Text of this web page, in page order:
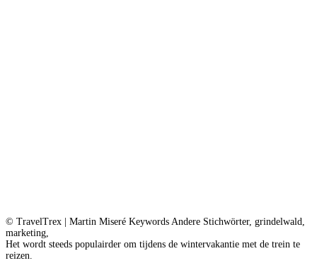
© TravelTrex | Martin Miseré Keywords Andere Stichwörter, grindelwald,
marketing,
Het wordt steeds populairder om tijdens de wintervakantie met de trein te
reizen.